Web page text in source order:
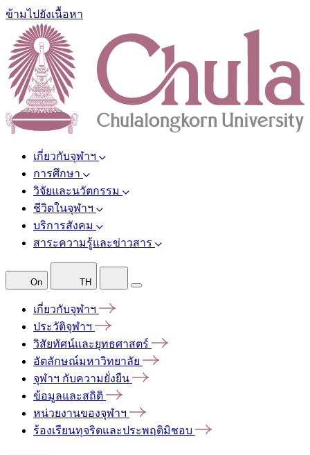
ข้ามไปยังเนื้อหา
เกี่ยวกับจุฬาฯ
การศึกษา
วิจัยและนวัตกรรม
ชีวิตในจุฬาฯ
บริการสังคม
สาระความรู้และข่าวสาร
On TH
เกี่ยวกับจุฬาฯ
ประวัติจุฬาฯ
วิสัยทัศน์และยุทธศาสตร์
อัตลักษณ์มหาวิทยาลัย
จุฬาฯ กับความยั่งยืน
ข้อมูลและสถิติ
หน่วยงานของจุฬาฯ
ร้องเรียนทุจริตและประพฤติมิชอบ